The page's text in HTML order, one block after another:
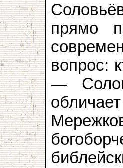
прямо
вопрос:
—